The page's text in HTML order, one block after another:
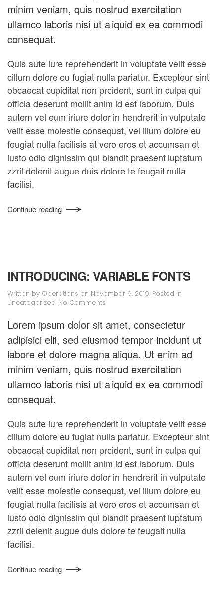
minim veniam, quis nostrud exercitation
ullamco laboris nisi ut aliquid ex ea commodi
consequat.
Quis aute iure reprehenderit in voluptate velit esse
cillum dolore eu fugiat nulla pariatur. Excepteur sint
obcaecat cupiditat non proident, sunt in culpa qui
officia deserunt mollit anim id est laborum. Duis
autem vel eum iriure dolor in hendrerit in vulputate
velit esse molestie consequat, vel illum dolore eu
feugiat nulla facilisis at vero eros et accumsan et
iusto odio dignissim qui blandit praesent luptatum
zzril delenit augue duis dolore te feugait nulla
facilisi.
Continue reading
INTRODUCING: VARIABLE FONTS
Written by Operations on November 6, 2019. Posted in
Uncategorized. No Comments
Variable
Fonts
Lorem ipsum dolor sit amet, consectetur
adipisici elit, sed eiusmod tempor incidunt ut
labore et dolore magna aliqua. Ut enim ad
minim veniam, quis nostrud exercitation
ullamco laboris nisi ut aliquid ex ea commodi
consequat.
Quis aute iure reprehenderit in voluptate velit esse
cillum dolore eu fugiat nulla pariatur. Excepteur sint
obcaecat cupiditat non proident, sunt in culpa qui
officia deserunt mollit anim id est laborum. Duis
autem vel eum iriure dolor in hendrerit in vulputate
velit esse molestie consequat, vel illum dolore eu
feugiat nulla facilisis at vero eros et accumsan et
iusto odio dignissim qui blandit praesent luptatum
zzril delenit augue duis dolore te feugait nulla
facilisi.
Continue reading